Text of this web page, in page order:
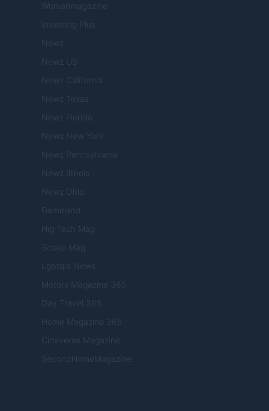
Womanmagazine
Investing Plus
Newz
Newz US
Newz California
Newz Texas
Newz Florida
Newz New York
Newz Pennsylvania
Newz Illinois
Newz Ohio
Gameland
Hig Tech Mag
Scoop Mag
Lgbtqia News
Motors Magazine 365
Day Travel 365
Home Magazine 365
Cineverse Magazine
SecondHomeMagazine